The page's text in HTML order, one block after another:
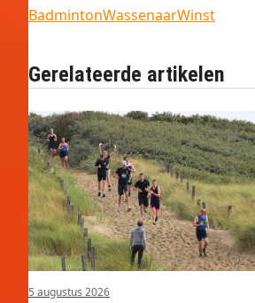
BadmintonWassenaarWinst
Gerelateerde artikelen
5 augustus 2026